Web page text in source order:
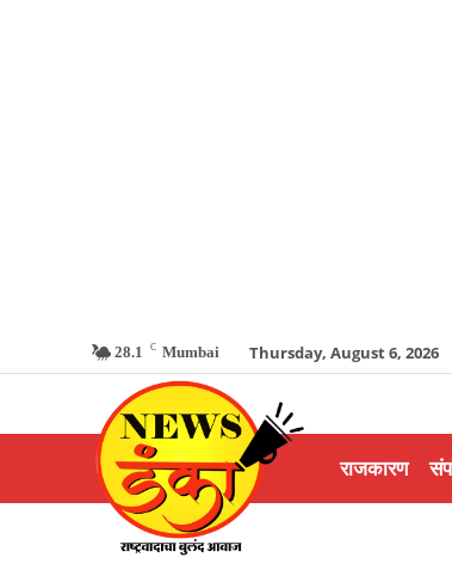
28.1 C Mumbai Thursday, August 6, 2026
राजकारण